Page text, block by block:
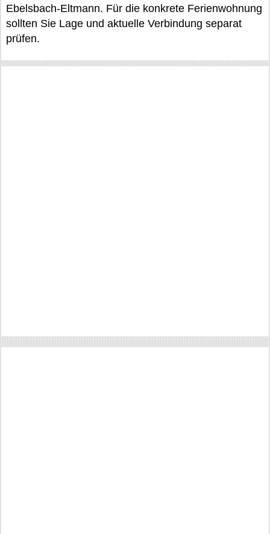
Ebelsbach-Eltmann. Für die konkrete Ferienwohnung
sollten Sie Lage und aktuelle Verbindung separat
prüfen.